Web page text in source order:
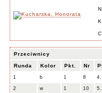
Przeciwnicy
Runda Kolor Pkt. Nr
1 b 1 8
2 w 1 10